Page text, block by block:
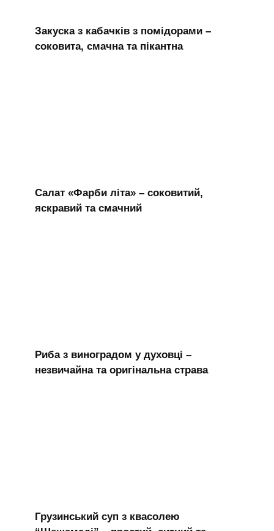
Закуска з кабачків з помідорами –
соковита, смачна та пікантна
Салат «Фарби літа» – соковитий,
яскравий та смачний
Риба з виноградом у духовці –
незвичайна та оригінальна страва
Грузинський суп з квасолею